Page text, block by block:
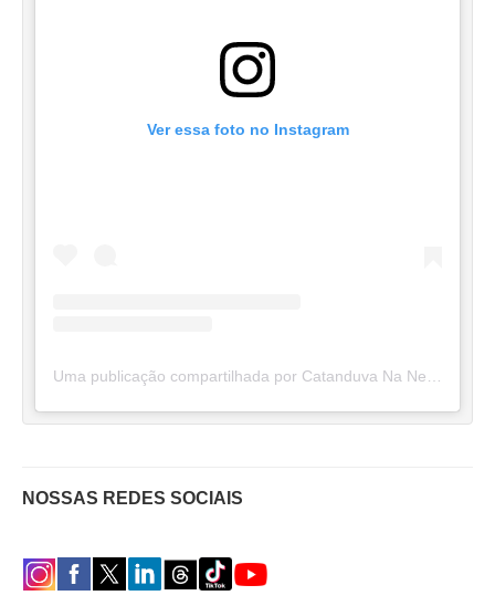
Ver essa foto no Instagram
NOSSAS REDES SOCIAIS